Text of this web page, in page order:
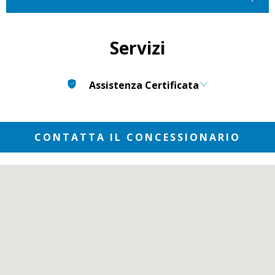
Servizi
Assistenza Certificata
CONTATTA IL CONCESSIONARIO